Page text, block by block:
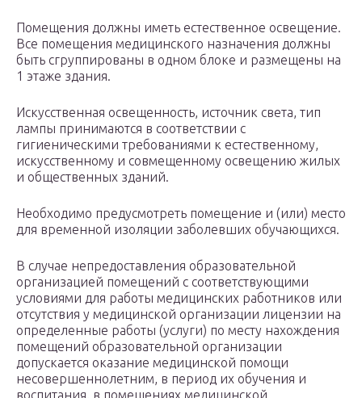
Помещения должны иметь естественное освещение.
Все помещения медицинского назначения должны
быть сгруппированы в одном блоке и размещены на
1 этаже здания.
Искусственная освещенность, источник света, тип
лампы принимаются в соответствии с
гигиеническими требованиями к естественному,
искусственному и совмещенному освещению жилых
и общественных зданий.
Необходимо предусмотреть помещение и (или) место
для временной изоляции заболевших обучающихся.
В случае непредоставления образовательной
организацией помещений с соответствующими
условиями для работы медицинских работников или
отсутствия у медицинской организации лицензии на
определенные работы (услуги) по месту нахождения
помещений образовательной организации
допускается оказание медицинской помощи
несовершеннолетним, в период их обучения и
воспитания, в помещениях медицинской